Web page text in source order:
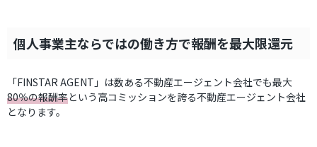
個人事業主ならではの働き方で報酬を最大限還元
「FINSTAR AGENT」は数ある不動産エージェント会社でも最大
80％の報酬率という高コミッションを誇る不動産エージェント会社
となります。